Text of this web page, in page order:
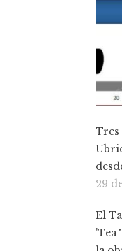
Tres
29
El
'Tea